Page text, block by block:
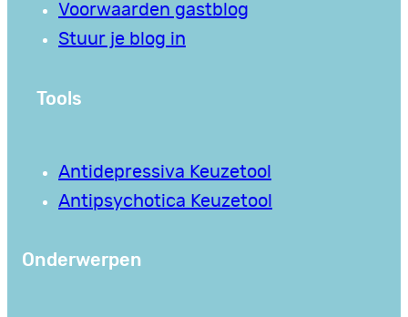
Voorwaarden gastblog
Stuur je blog in
Tools
Antidepressiva Keuzetool
Antipsychotica Keuzetool
Onderwerpen